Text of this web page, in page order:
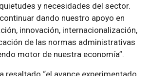
y necesidades del sector.
dando nuestro apoyo en
innovación, internacionalización,
de las normas administrativas
motor de nuestra economía .
resaltado el avance experimentado